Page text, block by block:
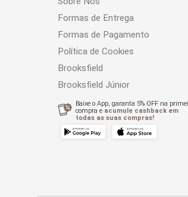
Formas de Entrega
Formas de Pagamento
Política de Cookies
Brooksfield
Brooksfield Júnior
Baixe o App, garanta 5% OFF na
compra e acumule cashback em
todas as suas compras!